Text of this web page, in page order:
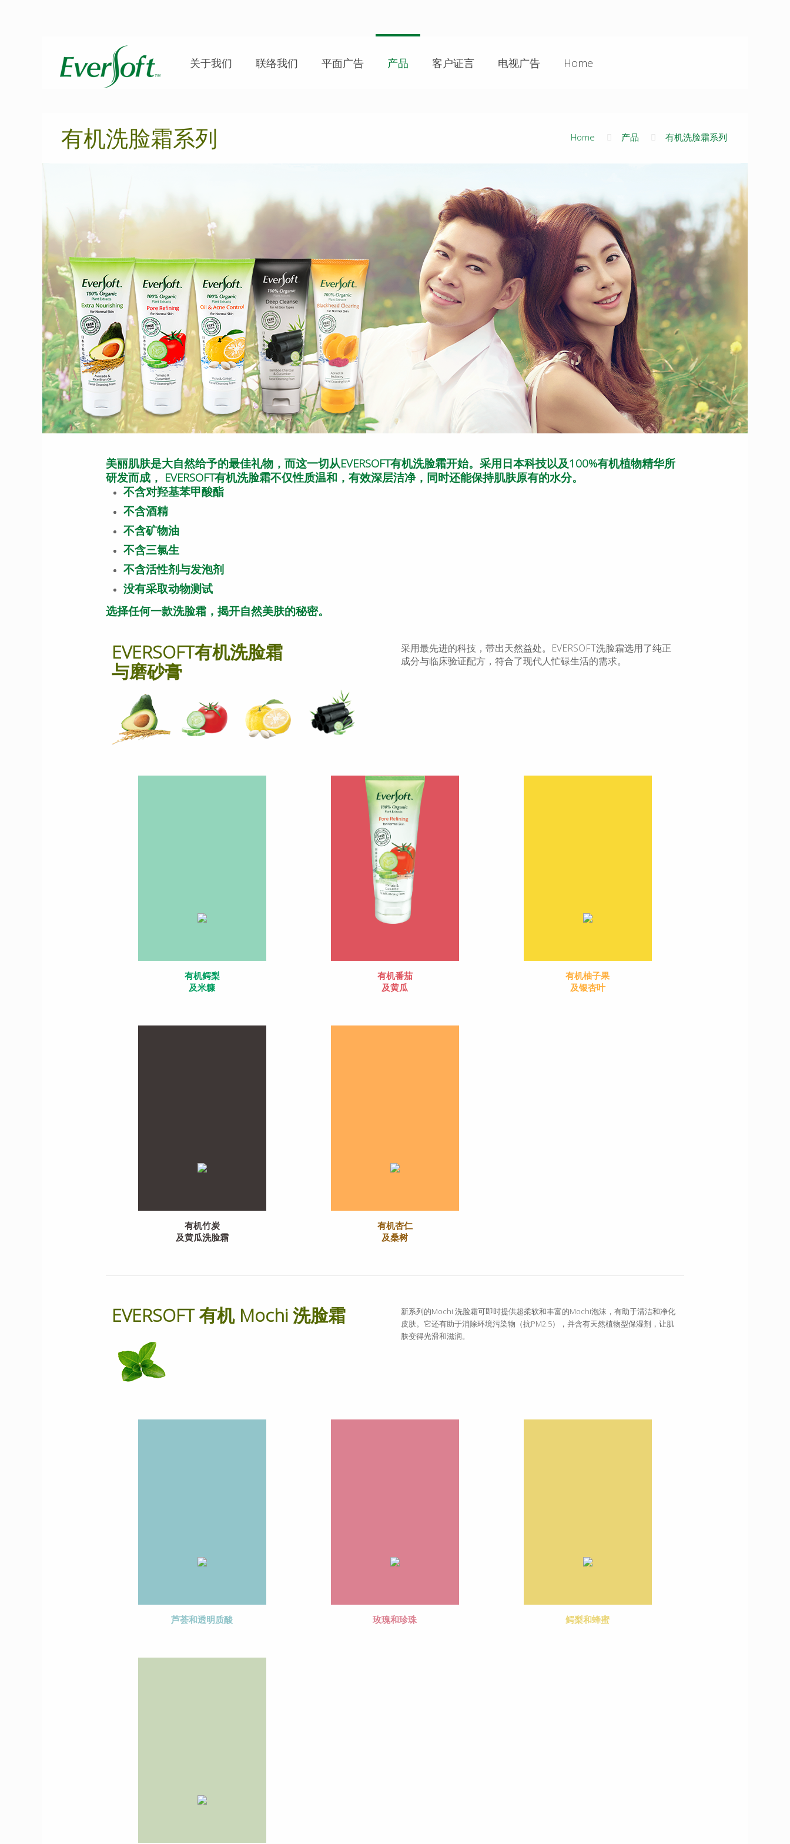
关于我们 联络我们 平面广告 产品 客户证言 电视广告 Home
有机洗脸霜系列 Home 产品 有机洗脸霜系列
美丽肌肤是大自然给予的最佳礼物，而这一切从EVERSOFT有机洗脸霜开始。采用日本科技以及100%有机植物精华所
研发而成， EVERSOFT有机洗脸霜不仅性质温和，有效深层洁净，同时还能保持肌肤原有的水分。
不含对羟基苯甲酸酯
不含酒精
不含矿物油
不含三氯生
不含活性剂与发泡剂
没有采取动物测试
选择任何一款洗脸霜，揭开自然美肤的秘密。
EVERSOFT有机洗脸霜
与磨砂膏
采用最先进的科技，带出天然益处。EVERSOFT洗脸霜选用了纯正
成分与临床验证配方，符合了现代人忙碌生活的需求。
有机鳄梨
及米糠
有机番茄
及黄瓜
有机柚子果
及银杏叶
有机竹炭
及黄瓜洗脸霜
有机杏仁
及桑树
EVERSOFT 有机 Mochi 洗脸霜
新系列的Mochi 洗脸霜可即时提供超柔软和丰富的Mochi泡沫，有助于清洁和净化
皮肤。它还有助于消除环境污染物（抗PM2.5），并含有天然植物型保湿剂，让肌
肤变得光滑和滋润。
芦荟和透明质酸 玫瑰和珍珠 鳄梨和蜂蜜